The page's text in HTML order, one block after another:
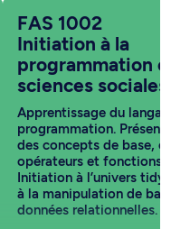
FAS 1002
Initiation à la
programmation
sciences sociales
Apprentissage du
programmation.
des concepts de base,
opérateurs et fonctions.
Initiation à l’univers
à la manipulation de
données relationnelles.